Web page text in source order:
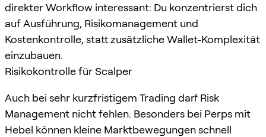
direkter Workflow interessant: Du konzentrierst dich
auf Ausführung, Risikomanagement und
Kostenkontrolle, statt zusätzliche Wallet-Komplexität
einzubauen.
Risikokontrolle für Scalper
Auch bei sehr kurzfristigem Trading darf Risk
Management nicht fehlen. Besonders bei Perps mit
Hebel können kleine Marktbewegungen schnell